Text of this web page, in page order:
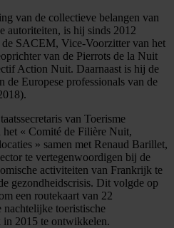
van de collectieve belangen van
autoriteiten, is hij sinds 2012
de SACEM, Vice-Voorzitter van het
van de Pierrots de la Nuit
Action Nuit. Daarnaast is hij de
de Europese professionals van de
van Toerisme
het « Comité de Filière Nuit,
» samen met Renaud Barillet,
te vertegenwoordigen bij de
activiteiten van Frankrijk te
gezondheidscrisis. Dit volgde op
een routekaart van 22
nachtelijke toeristische
2015 te ontwikkelen.